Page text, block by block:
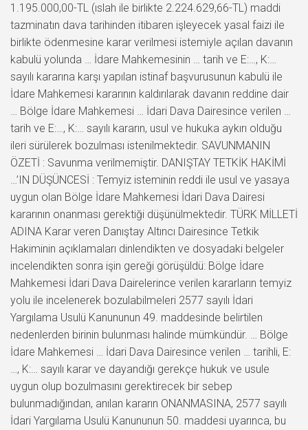
1.195.000,00-TL (ıslah ile birlikte 2.224.629,66-TL) maddi
tazminatın dava tarihinden itibaren işleyecek yasal faizi ile
birlikte ödenmesine karar verilmesi istemiyle açılan davanın
kabulü yolunda … İdare Mahkemesinin … tarih ve E:…, K:…
sayılı kararına karşı yapılan istinaf başvurusunun kabulü ile
İdare Mahkemesi kararının kaldırılarak davanın reddine dair
… Bölge İdare Mahkemesi … İdari Dava Dairesince verilen …
tarih ve E:…, K:… sayılı kararın, usul ve hukuka aykırı olduğu
ileri sürülerek bozulması istenilmektedir. SAVUNMANIN
ÖZETİ : Savunma verilmemiştir. DANIŞTAY TETKİK HAKİMİ
…’IN DÜŞÜNCESİ : Temyiz isteminin reddi ile usul ve yasaya
uygun olan Bölge İdare Mahkemesi İdari Dava Dairesi
kararının onanması gerektiği düşünülmektedir. TÜRK MİLLETİ
ADINA Karar veren Danıştay Altıncı Dairesince Tetkik
Hakiminin açıklamaları dinlendikten ve dosyadaki belgeler
incelendikten sonra işin gereği görüşüldü: Bölge İdare
Mahkemesi İdari Dava Dairelerince verilen kararların temyiz
yolu ile incelenerek bozulabilmeleri 2577 sayılı İdari
Yargılama Usulü Kanununun 49. maddesinde belirtilen
nedenlerden birinin bulunması halinde mümkündür. … Bölge
İdare Mahkemesi … İdari Dava Dairesince verilen … tarihli, E:
…, K:… sayılı karar ve dayandığı gerekçe hukuk ve usule
uygun olup bozulmasını gerektirecek bir sebep
bulunmadığından, anılan kararın ONANMASINA, 2577 sayılı
İdari Yargılama Usulü Kanununun 50. maddesi uyarınca, bu